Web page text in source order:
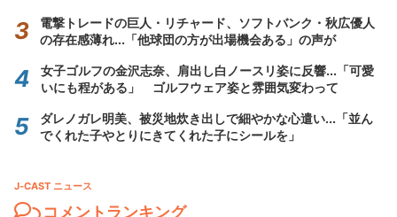
電撃トレードの巨人・リチャード、ソフトバンク・秋広優人
の存在感薄れ...「他球団の方が出場機会ある」の声が
女子ゴルフの金沢志奈、肩出し白ノースリ姿に反響...「可愛
いにも程がある」 ゴルフウェア姿と雰囲気変わって
ダレノガレ明美、被災地炊き出しで細やかな心遣い...「並ん
でくれた子やとりにきてくれた子にシールを」
J-CAST ニュース
コメントランキング